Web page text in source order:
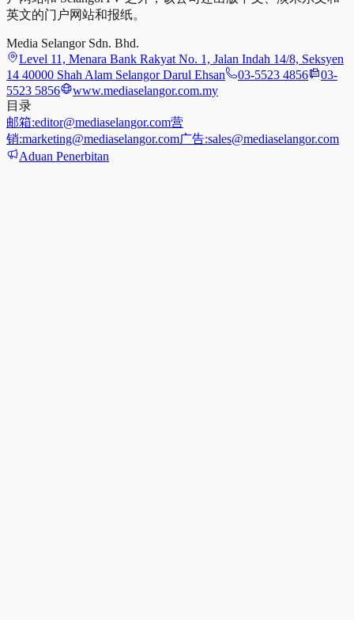
英文的门户网站和报纸。
Media Selangor Sdn. Bhd.
Level 11, Menara Bank Rakyat No. 1, Jalan Indah 14/8, Seksyen
14 40000 Shah Alam Selangor Darul Ehsan
03-5523 4856
03-
5523 5856
www.mediaselangor.com.my
目录
邮箱:editor@mediaselangor.com营
销:marketing@mediaselangor.com广告:sales@mediaselangor.com
Aduan Penerbitan